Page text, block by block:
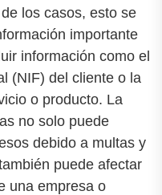
los casos, esto se
importante
información como el
(NIF) del cliente o la
o producto. La
no solo puede
debido a multas y
puede afectar
una empresa o